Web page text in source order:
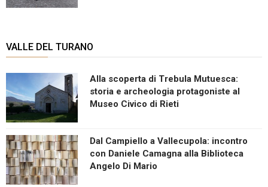
VALLE DEL TURANO
Alla scoperta di Trebula Mutuesca:
storia e archeologia protagoniste al
Museo Civico di Rieti
Dal Campiello a Vallecupola: incontro
con Daniele Camagna alla Biblioteca
Angelo Di Mario